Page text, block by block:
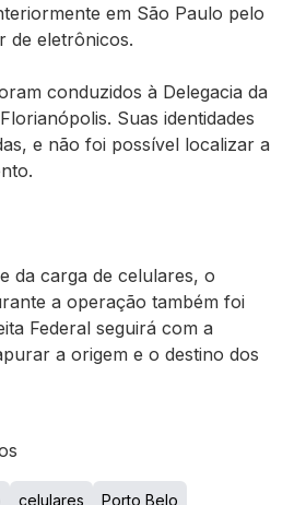
em São Paulo pelo
de eletrônicos.
conduzidos à Delegacia da
Suas identidades
e não foi possível localizar a
da carga de celulares, o
a operação também foi
Federal seguirá com a
a origem e o destino dos
celulares Porto Belo